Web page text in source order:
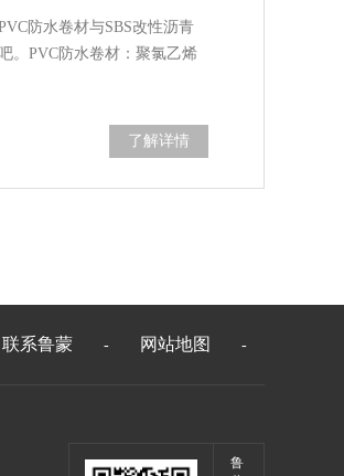
防水卷材与SBS改性沥青
。PVC防水卷材：聚氯乙烯
了解详情
联系鲁蒙 - 网站地图 -
鲁